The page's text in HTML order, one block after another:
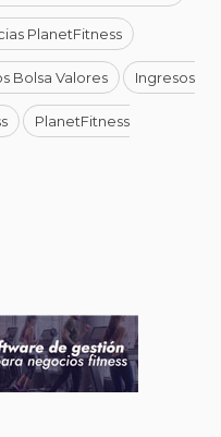
PlanetFitness
Bolsa Valores Ingresos
PlanetFitness